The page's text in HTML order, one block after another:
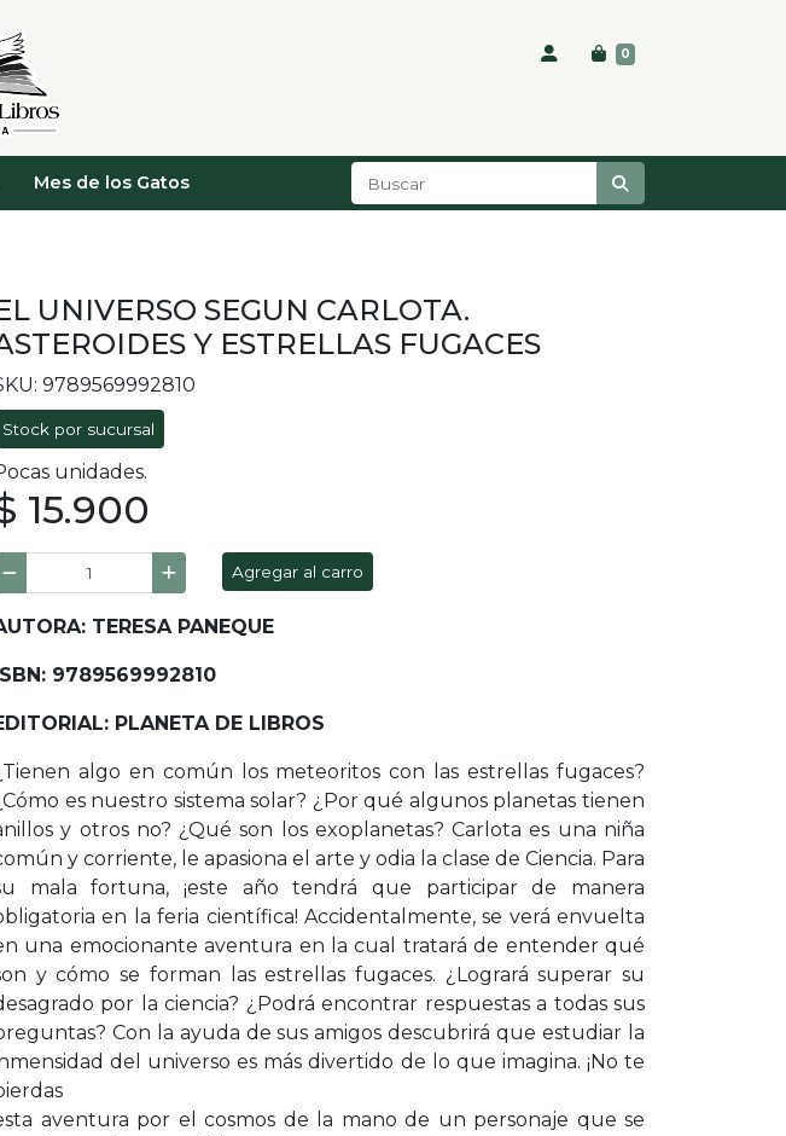
0
Mes de los Gatos
UNIVERSO SEGUN CARLOTA.
Y ESTRELLAS FUGACES
9789569992810
Stock por sucursal
unidades.
15.900
Agregar al carro
TERESA PANEQUE
ISBN: 9789569992810
PLANETA DE LIBROS
algo en común los meteoritos con las estrellas fugaces?
es nuestro sistema solar? ¿Por qué algunos planetas tienen
y otros no? ¿Qué son los exoplanetas? Carlota es una niña
y corriente, le apasiona el arte y odia la clase de Ciencia. Para
mala fortuna, ¡este año tendrá que participar de manera
en la feria científica! Accidentalmente, se verá envuelta
una emocionante aventura en la cual tratará de entender qué
y cómo se forman las estrellas fugaces. ¿Logrará superar su
por la ciencia? ¿Podrá encontrar respuestas a todas sus
Con la ayuda de sus amigos descubrirá que estudiar la
del universo es más divertido de lo que imagina. ¡No te
aventura por el cosmos de la mano de un personaje que se